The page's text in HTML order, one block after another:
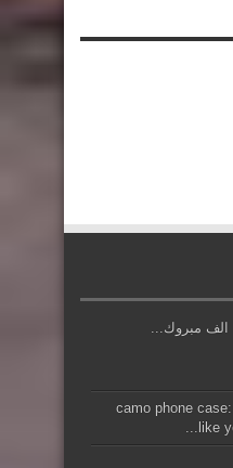
مبروك...
camo phone
like